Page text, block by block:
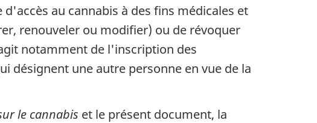
au cannabis à des fins médicales et
renouveler ou modifier) ou de révoquer
notamment de l'inscription des
désignent une autre personne en vue de la
le cannabis et le présent document, la